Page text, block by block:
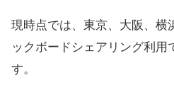
現時点では、東京、大阪、横
ックボードシェアリング利用
す。